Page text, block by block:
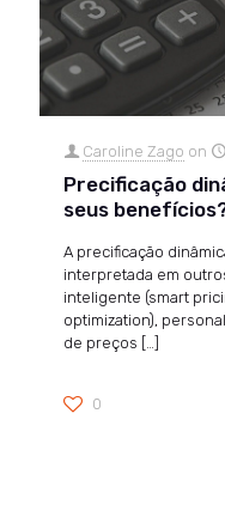
Caroline Zago on
Precificação
seus
A precificação
interpretada em
inteligente (smart
optimization),
de preços […]
0